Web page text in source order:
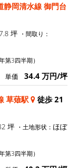
静岡清水線 御門台
坪 ・間取り：
第3四半期）
単価 34.4 万円/坪
草薙駅
徒歩 21
坪 ・土地形状： ほぼ
第3四半期）